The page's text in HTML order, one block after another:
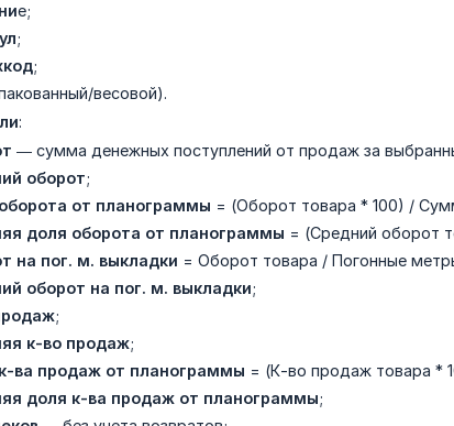
е;
;
;
весовой).
:
— сумма денежных поступлений от продаж за
оборот;
от планограммы = (Оборот товара * 100) /
доля оборота от планограммы = (Средний оборот
на пог. м. выкладки = Оборот товара / Погонные
оборот на пог. м. выкладки;
;
к-во продаж;
ва продаж от планограммы = (К-во продаж товара *
доля к-ва продаж от планограммы;